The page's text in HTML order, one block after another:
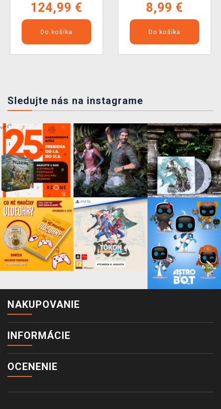
124,99 €
Do košíka
8,99 €
Do košíka
Sledujte nás na instagrame
NAKUPOVANIE
INFORMÁCIE
OCENENIE